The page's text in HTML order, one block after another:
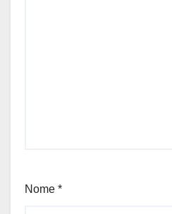
Nome *